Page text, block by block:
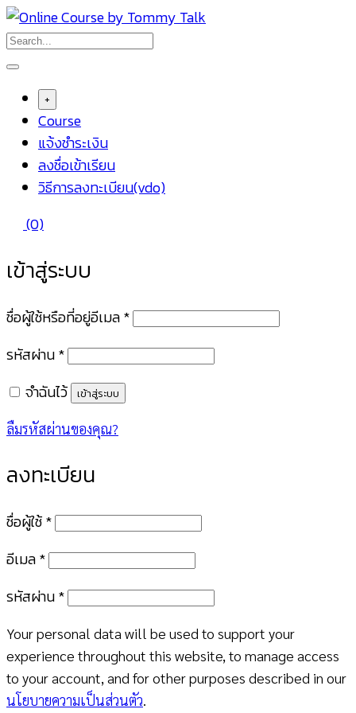
Skip
to
content
+
Course
แจ้งชำระเงิน
ลงชื่อเข้าเรียน
วิธีการลงทะเบียน(vdo)
(0)
เข้าสู่ระบบ
ชื่อผู้ใช้หรือที่อยู่อีเมล*ต้องการ
รหัสผ่าน*ต้องการ
จำฉันไว้ เข้าสู่ระบบ
ลืมรหัสผ่านของคุณ?
ลงทะเบียน
ชื่อผู้ใช้*ต้องการ
อีเมล*ต้องการ
รหัสผ่าน*ต้องการ
Your personal data will be used to support your
experience throughout this website, to manage access
to your account, and for other purposes described in our
นโยบายความเป็นส่วนตัว.